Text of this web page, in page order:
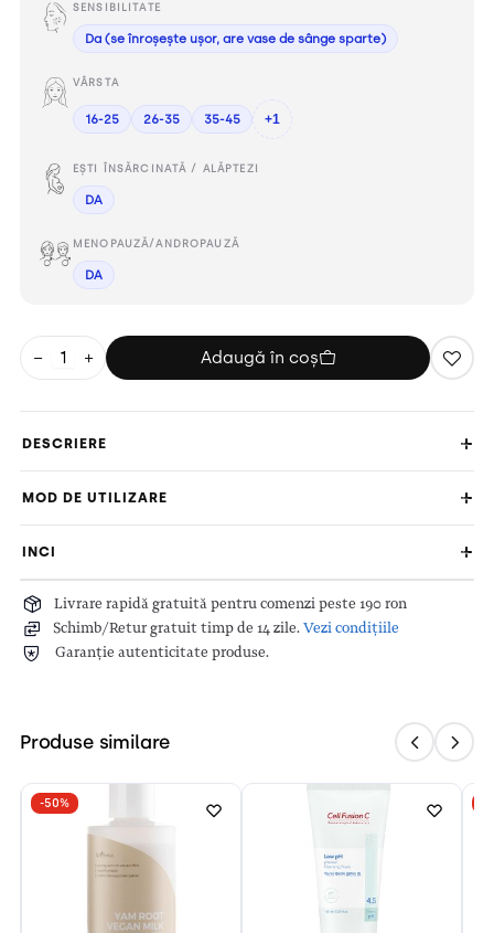
SENSIBILITATE
Da (se înroșește ușor, are vase de sânge sparte)
VÂRSTA
16-25 26-35 35-45 +1
EȘTI ÎNSĂRCINATĂ / ALĂPTEZI
DA
MENOPAUZĂ/ANDROPAUZĂ
DA
− + Adaugă în coș
DESCRIERE
MOD DE UTILIZARE
INCI
Livrare rapidă gratuită pentru comenzi peste 190 ron
Schimb/Retur gratuit timp de 14 zile. Vezi condițiile
Garanție autenticitate produse.
Produse similare
-50%